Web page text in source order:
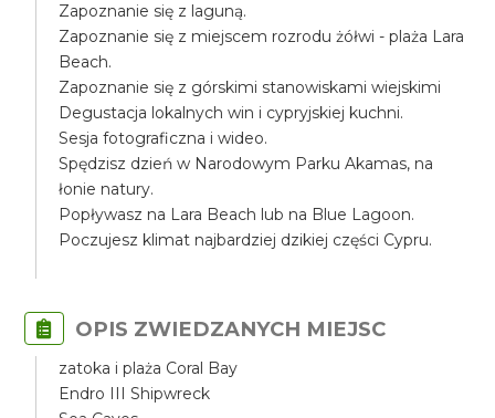
Zapoznanie się z laguną.
Zapoznanie się z miejscem rozrodu żółwi - plaża Lara
Beach.
Zapoznanie się z górskimi stanowiskami wiejskimi
Degustacja lokalnych win i cypryjskiej kuchni.
Sesja fotograficzna i wideo.
Spędzisz dzień w Narodowym Parku Akamas, na
łonie natury.
Popływasz na Lara Beach lub na Blue Lagoon.
Poczujesz klimat najbardziej dzikiej części Cypru.
OPIS ZWIEDZANYCH MIEJSC
zatoka i plaża Coral Bay
Endro III Shipwreck